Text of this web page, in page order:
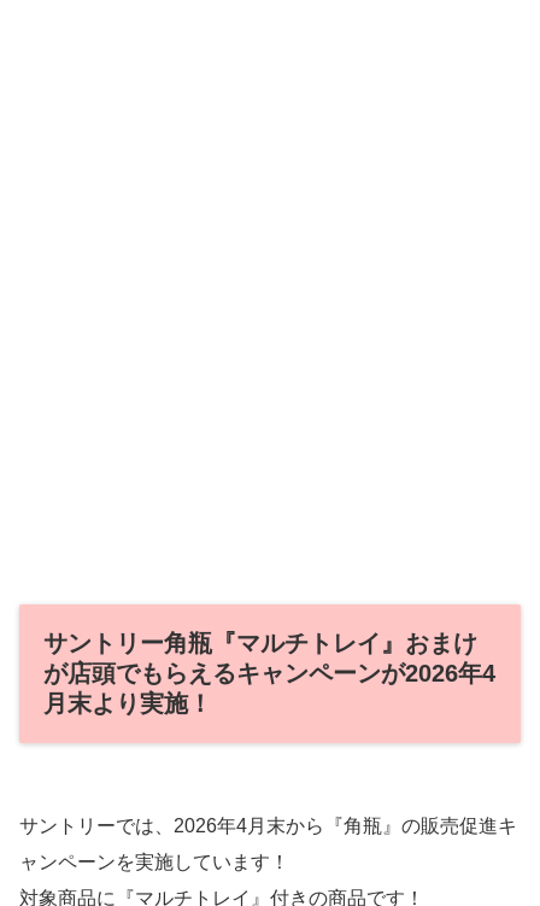
サントリー角瓶『マルチトレイ』おまけ
が店頭でもらえるキャンペーンが2026年4
月末より実施！
サントリーでは、2026年4月末から『角瓶』の販売促進キ
ャンペーンを実施しています！
対象商品に『マルチトレイ』付きの商品です！